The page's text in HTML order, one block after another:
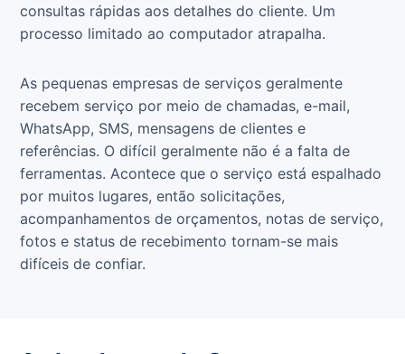
consultas rápidas aos detalhes do cliente. Um
processo limitado ao computador atrapalha.
As pequenas empresas de serviços geralmente
recebem serviço por meio de chamadas, e-mail,
WhatsApp, SMS, mensagens de clientes e
referências. O difícil geralmente não é a falta de
ferramentas. Acontece que o serviço está espalhado
por muitos lugares, então solicitações,
acompanhamentos de orçamentos, notas de serviço,
fotos e status de recebimento tornam-se mais
difíceis de confiar.